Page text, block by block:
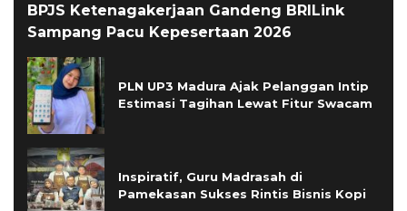
BPJS Ketenagakerjaan Gandeng BRILink
Sampang Pacu Kepesertaan 2026
PLN UP3 Madura Ajak Pelanggan Intip
Estimasi Tagihan Lewat Fitur Swacam
Inspiratif, Guru Madrasah di
Pamekasan Sukses Rintis Bisnis Kopi